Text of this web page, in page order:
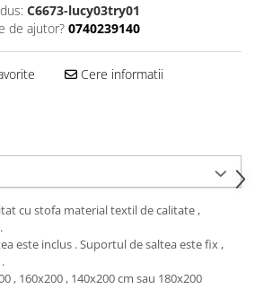
C6673-lucy03try01
de ajutor? 0740239140
Cere informatii
cu stofa material textil de calitate ,
este inclus . Suportul de saltea este fix ,
, 160x200 , 140x200 cm sau 180x200